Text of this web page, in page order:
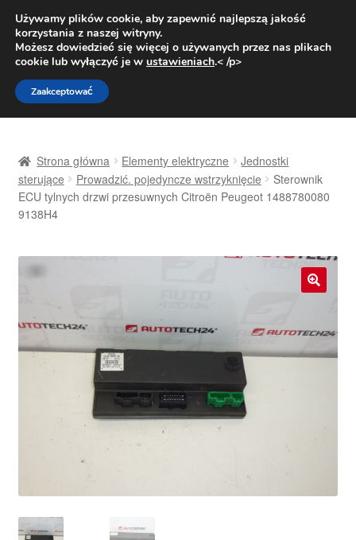
DOSTAWA od 31 zł
Pn.-pt. 9:00-16:00800 003 167
Przejdź
do
nawigacji
Przejdź
do
treści
Dostawa
Dostawa na cały świat
Kontakt
O nas
Polityka prywatności
Procedura reklamacyjna
Strona główna Elementy elektryczne
Jednostki
sterujące
Prowadzić. pojedyncze wstrzyknięcie
Sterownik
ECU tylnych drzwi przesuwnych Citroën Peugeot 1488780080
9138H4
Używamy plików cookie, aby zapewnić najlepszą jakość
korzystania z naszej witryny.
Możesz dowiedzieć się więcej o używanych przez nas plikach
cookie lub wyłączyć je w ustawieniach.< /p>
Zaakceptować